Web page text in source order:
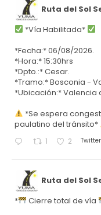
Ruta del Sol
*Vía Habilitada*
*Fecha:* 06/08/2026.
*Hora:* 15:30hrs
*Dpto.:* Cesar.
*Tramo:* Bosconia -
*Ubicación:* Valencia
*Se espera
paulatino del tránsito*
1 2 Twitter
Ruta del Sol
* Cierre total de vía